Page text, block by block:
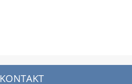
KONTAKT